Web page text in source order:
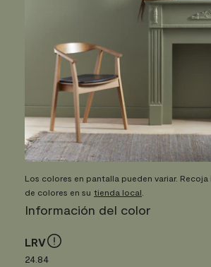
Los colores en pantalla pueden variar. Recoja
de colores en su tienda local
Información del color
LRV
24.84